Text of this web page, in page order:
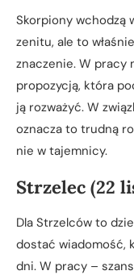
Skorpiony wchodzą
zenitu, ale to
znaczenie. W pracy
propozycją, która
ją rozważyć. W
oznacza to trudną
nie w tajemnicy.
Strzelec (22
Dla Strzelców to
dostać wiadomość,
dni. W pracy –